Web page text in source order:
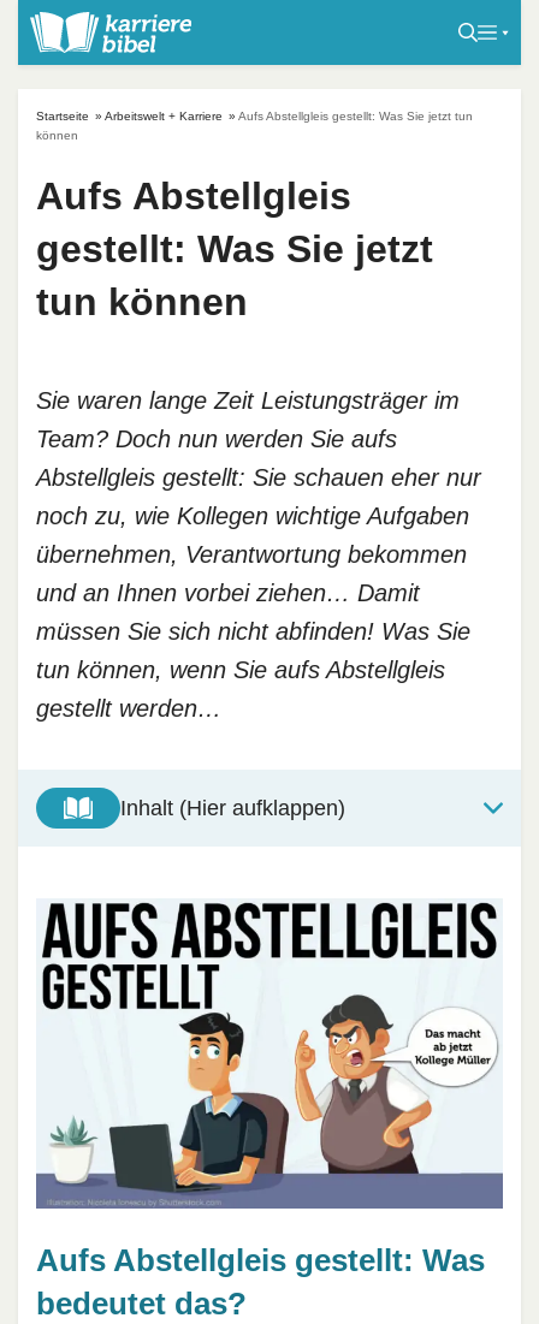
Startseite » Arbeitswelt + Karriere » Aufs Abstellgleis gestellt: Was Sie jetzt tun
können
Aufs Abstellgleis
gestellt: Was Sie jetzt
tun können
Sie waren lange Zeit Leistungsträger im
Team? Doch nun werden Sie aufs
Abstellgleis gestellt: Sie schauen eher nur
noch zu, wie Kollegen wichtige Aufgaben
übernehmen, Verantwortung bekommen
und an Ihnen vorbei ziehen… Damit
müssen Sie sich nicht abfinden! Was Sie
tun können, wenn Sie aufs Abstellgleis
gestellt werden…
Inhalt (Hier aufklappen)
Aufs Abstellgleis gestellt: Was
bedeutet das?